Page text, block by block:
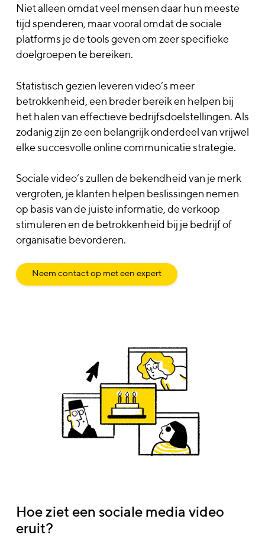
Niet alleen omdat veel mensen daar hun meeste
tijd spenderen, maar vooral omdat de sociale
platforms je de tools geven om zeer specifieke
doelgroepen te bereiken.
Statistisch gezien leveren video’s meer
betrokkenheid, een breder bereik en helpen bij
het halen van effectieve bedrijfsdoelstellingen. Als
zodanig zijn ze een belangrijk onderdeel van vrijwel
elke succesvolle online communicatie strategie.
Sociale video’s zullen de bekendheid van je merk
vergroten, je klanten helpen beslissingen nemen
op basis van de juiste informatie, de verkoop
stimuleren en de betrokkenheid bij je bedrijf of
organisatie bevorderen.
Neem contact op met een expert
Hoe ziet een sociale media video
eruit?